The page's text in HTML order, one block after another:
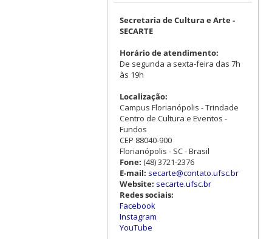
Secretaria de Cultura e Arte -
SECARTE
Horário de atendimento:
De segunda a sexta-feira das 7h
às 19h
Localização:
Campus Florianópolis - Trindade
Centro de Cultura e Eventos -
Fundos
CEP 88040-900
Florianópolis - SC - Brasil
Fone: (48) 3721-2376
E-mail: secarte@contato.ufsc.br
Website: secarte.ufsc.br
Redes sociais:
Facebook
Instagram
YouTube